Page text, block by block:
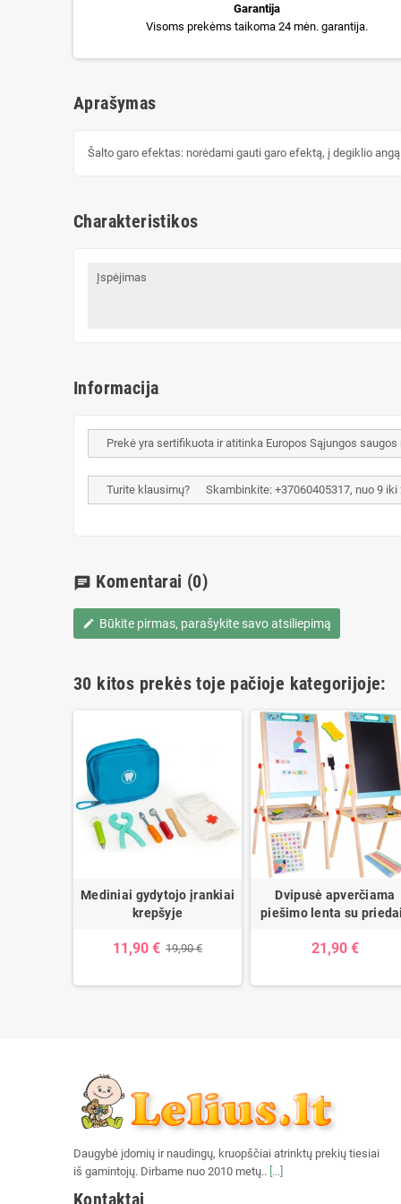
Garantija
Visoms prekėms taikoma 24 mėn. garantija.
Aprašymas
Šalto garo efektas: norėdami gauti garo efektą, į degiklio
Charakteristikos
Įspėjimas
Informacija
Prekė yra sertifikuota ir atitinka Europos Sąjungos
Turite klausimų? Skambinkite: +37060405317, nuo 9
chat Komentarai (0)
edit Būkite pirmas, parašykite savo atsiliepimą
30 kitos prekės toje pačioje kategorijoje:
Mediniai gydytojo įrankiai
krepšyje
11,90 € 19,90 €
Dvipusė apverčiama
piešimo lenta su
21,90 €
Daugybė įdomių ir naudingų, kruopščiai atrinktų prekių tiesiai
iš gamintojų. Dirbame nuo 2010 metų.. [...]